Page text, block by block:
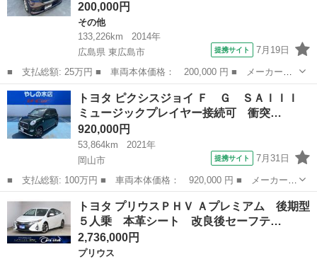
200,000円
その他
133,226km
2014年
広島県 東広島市
提携サイト 7月19日
■ 支払総額: 25万円 ■ 車両本体価格： 200,000 円 ■ メーカー
名： トヨタ ■ 車種名： ピクシスエポック ■ グレード名：
Ｘ キーレス ナビ・ワンセグＴＶ バックカメラ ＥＴＣ 禁煙
車 エコアイドル Ｕ...
広島 東広島市 その他
トヨタ ピクシスジョイ Ｆ Ｇ ＳＡＩＩＩ
ミュージックプレイヤー接続可 衝突…
920,000円
53,864km
2021年
岡山市
提携サイト 7月31日
■ 支払総額: 100万円 ■ 車両本体価格： 920,000 円 ■ メーカー
名： トヨタ ■ 車種名： ピクシスジョイ ■ グレード名： Ｆ
Ｇ ＳＡＩＩＩ ミュージックプレイヤー接続可 衝突被害軽減シス
テム ＬＥＤヘ...
岡山 岡山市 トヨタ
トヨタ プリウスＰＨＶ Ａプレミアム 後期型
５人乗 本革シート 改良後セーフテ…
2,736,000円
プリウス